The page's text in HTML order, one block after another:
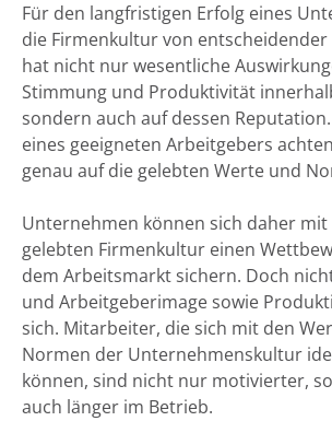
Für den langfristigen Erfolg eines
die Firmenkultur von entscheidender
hat nicht nur wesentliche
Stimmung und Produktivität
sondern auch auf dessen
eines geeigneten Arbeitgebers
genau auf die gelebten Werte und
Unternehmen können sich daher
gelebten Firmenkultur einen
dem Arbeitsmarkt sichern. Doch
und Arbeitgeberimage sowie
sich. Mitarbeiter, die sich mit den
Normen der Unternehmenskultur
können, sind nicht nur motivierter,
auch länger im Betrieb.